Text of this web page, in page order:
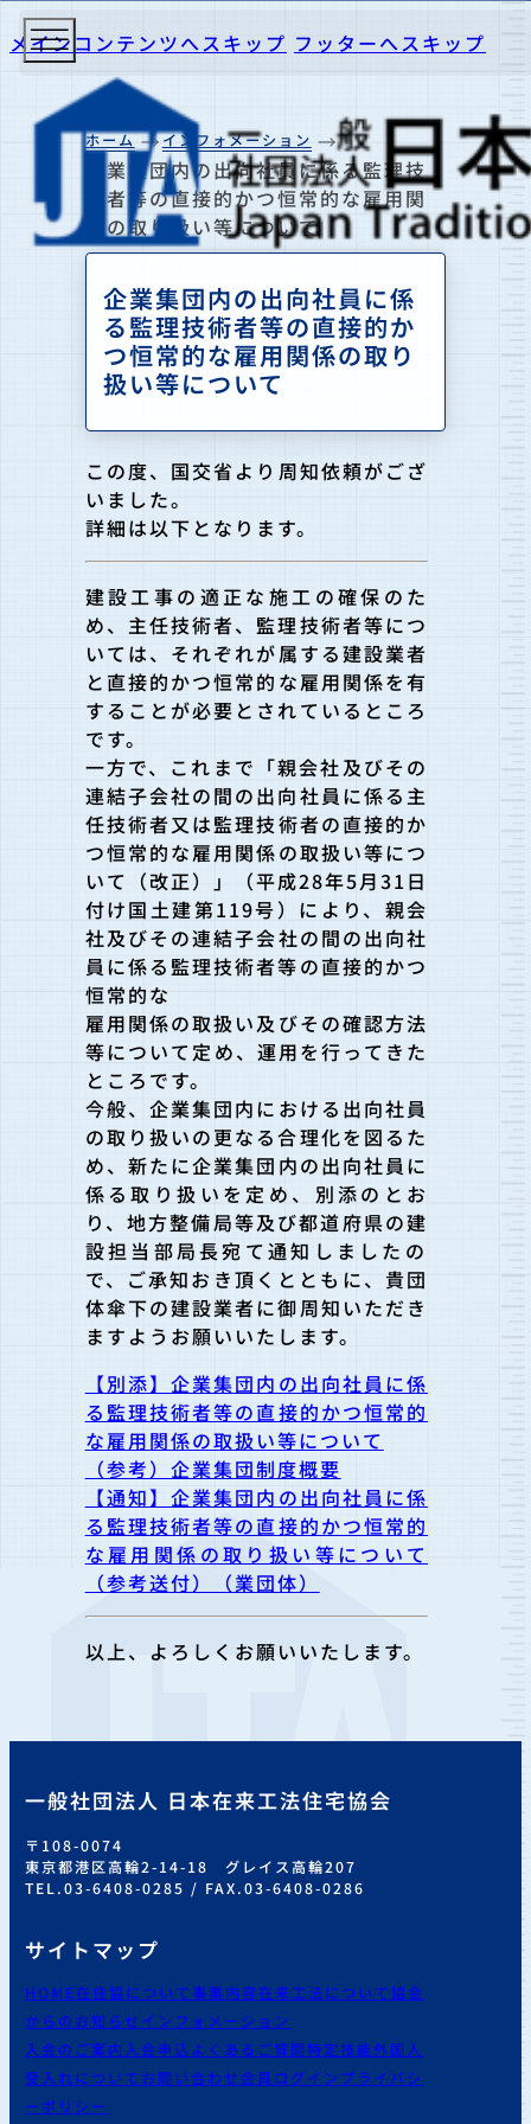
メインコンテンツへスキップ フッターへスキップ
ホーム インフォメーション
企業集団内の出向社員に係る監理技
術者等の直接的かつ恒常的な雇用関
係の取り扱い等について
企業集団内の出向社員に係
る監理技術者等の直接的か
つ恒常的な雇用関係の取り
扱い等について
この度、国交省より周知依頼がござ
いました。
詳細は以下となります。
建設工事の適正な施工の確保のた
め、主任技術者、監理技術者等につ
いては、それぞれが属する建設業者
と直接的かつ恒常的な雇用関係を有
することが必要とされているところ
です。
一方で、これまで「親会社及びその
連結子会社の間の出向社員に係る主
任技術者又は監理技術者の直接的か
つ恒常的な雇用関係の取扱い等につ
いて（改正）」（平成28年5月31日
付け国土建第119号）により、親会
社及びその連結子会社の間の出向社
員に係る監理技術者等の直接的かつ
恒常的な
雇用関係の取扱い及びその確認方法
等について定め、運用を行って きた
ところです。
今般、企業集団内における出向社員
の取り扱いの更なる合理化を図るた
め、新たに企業集団内の出向社員に
係る取り扱いを定め、別添のとお
り、地方整備局等及び都道府県の建
設担当部局長宛て通知しましたの
で、ご承知おき頂くとともに、貴団
体傘下の建設業者に御周知いただき
ますようお願いいたします。
【別添】企業集団内の出向社員に係
る監理技術者等の直接的かつ恒常的
な雇用関係の取扱い等について
（参考）企業集団制度概要
【通知】企業集団内の出向社員に係
る監理技術者等の直接的かつ恒常的
な雇用関係の取り扱い等について
（参考送付）（業団体）
以上、よろしくお願いいたします。
一般社団法人 日本在来工法住宅協会
〒108-0074
東京都港区高輪2-14-18 グレイス高輪207
TEL.03-6408-0285 / FAX.03-6408-0286
サイトマップ
HOME在住協について事業内容在来工法について協会
からのお知らせインフォメーション
入会のご案内 入会申込よくあるご質問特定技能外国人
受入れについて お問い合わせ会員ログイン プライバシ
ーポリシー